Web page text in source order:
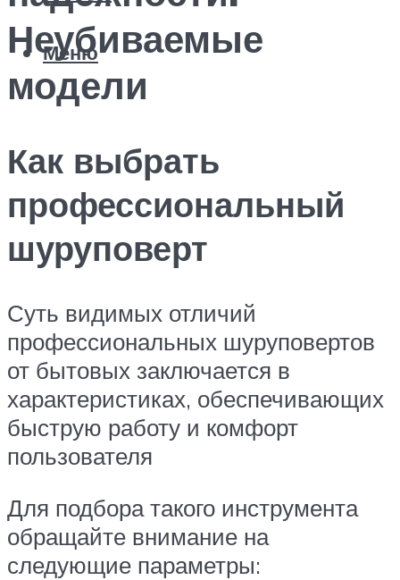
Меню
Неубиваемые
модели
Как выбрать
профессиональный
шуруповерт
Суть видимых отличий
профессиональных шуруповертов
от бытовых заключается в
характеристиках, обеспечивающих
быструю работу и комфорт
пользователя
Для подбора такого инструмента
обращайте внимание на
следующие параметры: